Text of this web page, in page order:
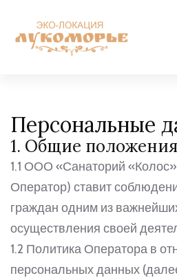
Персональные
1. Общие положения
1.1 ООО «Санаторий
Оператор) ставит
граждан одним из
осуществления своей
1.2 Политика Оператора в
персональных данных